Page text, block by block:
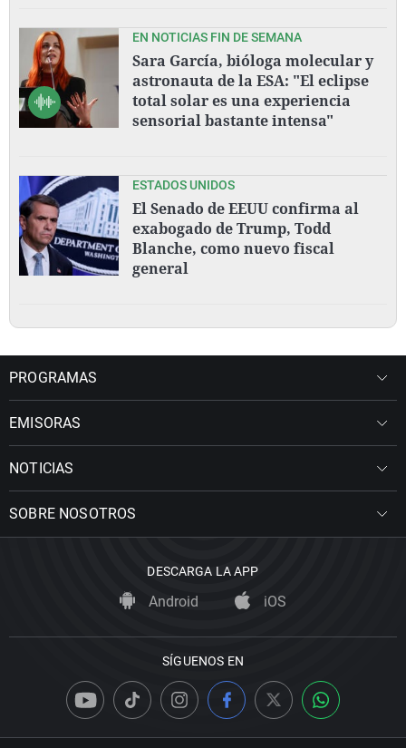
EN NOTICIAS FIN DE SEMANA
Sara García, bióloga molecular y
astronauta de la ESA: "El eclipse
total solar es una experiencia
sensorial bastante intensa"
ESTADOS UNIDOS
El Senado de EEUU confirma al
exabogado de Trump, Todd
Blanche, como nuevo fiscal
general
PROGRAMAS
EMISORAS
NOTICIAS
SOBRE NOSOTROS
DESCARGA LA APP
Android iOS
SÍGUENOS EN